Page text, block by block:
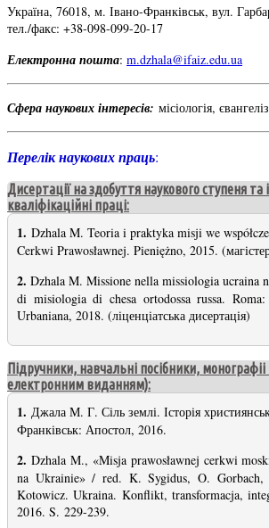
Україна, 76018, м. Івано-Франківськ, вул.
тел./факс: +38-098-099-20-17
Електронна пошта: m.dzhala@ifaiz.edu.ua
Сфера наукових інтересів: місіологія,
Перелік наукових праць:
Дисертації на здобуття наукового ступеня та
кваліфікаційні праці:
1. Dzhala M. Teoria i praktyka misji we
Cerkwi Prawosławnej. Pieniężno, 2015.
2.Dzhala M. Missione nella missiologia ucraina
di misiologia di chesa ortodossa russa.
Urbaniana, 2018. (ліценціатська дисертація)
Підручники, навчальні посібники,
електронним виданням):
1. Джала М. Г. Сіль землі. Історія
Франківськ: Апостол, 2016.
2. Dzhala M., «Misja prawosławnej cerkwi
na Ukrainie» / red. K. Sygidus, O.
Kotowicz. Ukraina. Konflikt, transformacja,
2016. S. 229-239.